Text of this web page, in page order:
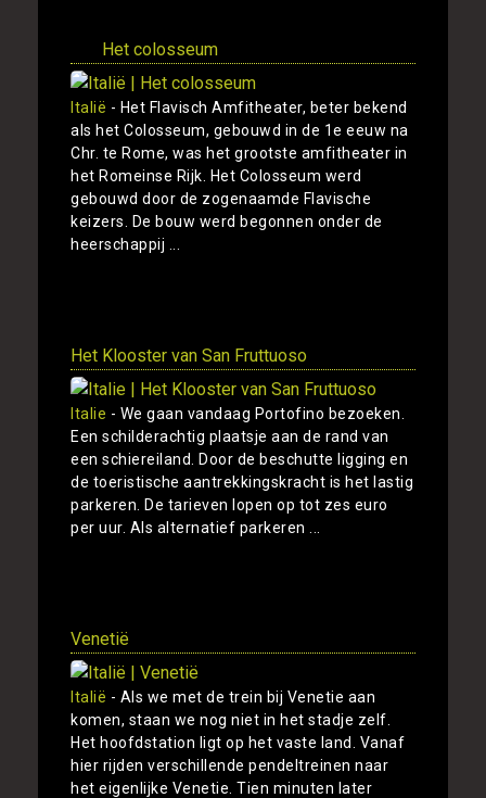
Het colosseum
Italië - Het Flavisch Amfitheater, beter bekend
als het Colosseum, gebouwd in de 1e eeuw na
Chr. te Rome, was het grootste amfitheater in
het Romeinse Rijk. Het Colosseum werd
gebouwd door de zogenaamde Flavische
keizers. De bouw werd begonnen onder de
heerschappij ...
Het Klooster van San Fruttuoso
Italie - We gaan vandaag Portofino bezoeken.
Een schilderachtig plaatsje aan de rand van
een schiereiland. Door de beschutte ligging en
de toeristische aantrekkingskracht is het lastig
parkeren. De tarieven lopen op tot zes euro
per uur. Als alternatief parkeren ...
Venetië
Italië - Als we met de trein bij Venetie aan
komen, staan we nog niet in het stadje zelf.
Het hoofdstation ligt op het vaste land. Vanaf
hier rijden verschillende pendeltreinen naar
het eigenlijke Venetie. Tien minuten later